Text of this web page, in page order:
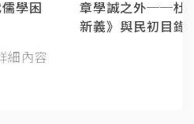
學困
細內容
章學誠之外──杜
新義》與民初目錄